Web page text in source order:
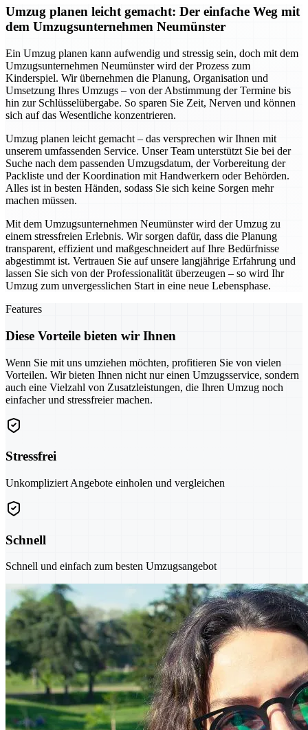
Umzug planen leicht gemacht: Der einfache Weg mit
dem Umzugsunternehmen Neumünster
Ein Umzug planen kann aufwendig und stressig sein, doch mit dem
Umzugsunternehmen Neumünster wird der Prozess zum
Kinderspiel. Wir übernehmen die Planung, Organisation und
Umsetzung Ihres Umzugs – von der Abstimmung der Termine bis
hin zur Schlüsselübergabe. So sparen Sie Zeit, Nerven und können
sich auf das Wesentliche konzentrieren.
Umzug planen leicht gemacht – das versprechen wir Ihnen mit
unserem umfassenden Service. Unser Team unterstützt Sie bei der
Suche nach dem passenden Umzugsdatum, der Vorbereitung der
Packliste und der Koordination mit Handwerkern oder Behörden.
Alles ist in besten Händen, sodass Sie sich keine Sorgen mehr
machen müssen.
Mit dem Umzugsunternehmen Neumünster wird der Umzug zu
einem stressfreien Erlebnis. Wir sorgen dafür, dass die Planung
transparent, effizient und maßgeschneidert auf Ihre Bedürfnisse
abgestimmt ist. Vertrauen Sie auf unsere langjährige Erfahrung und
lassen Sie sich von der Professionalität überzeugen – so wird Ihr
Umzug zum unvergesslichen Start in eine neue Lebensphase.
Features
Diese Vorteile bieten wir Ihnen
Wenn Sie mit uns umziehen möchten, profitieren Sie von vielen
Vorteilen. Wir bieten Ihnen nicht nur einen Umzugsservice, sondern
auch eine Vielzahl von Zusatzleistungen, die Ihren Umzug noch
einfacher und stressfreier machen.
Stressfrei
Unkompliziert Angebote einholen und vergleichen
Schnell
Schnell und einfach zum besten Umzugsangebot